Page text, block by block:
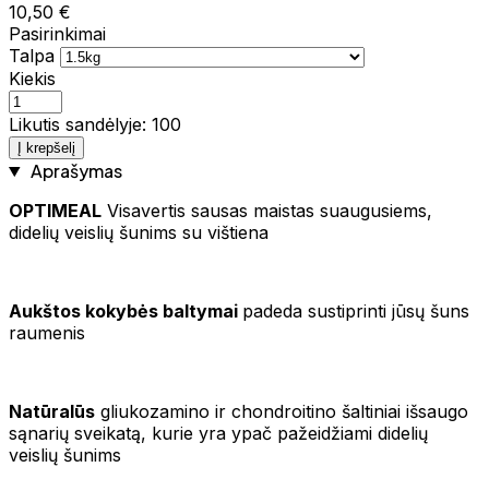
10,50 €
Pasirinkimai
Talpa
Kiekis
Likutis sandėlyje: 100
Į krepšelį
Aprašymas
OPTIMEAL Visavertis sausas maistas suaugusiems,
didelių veislių šunims su vištiena
Aukštos kokybės baltymai padeda sustiprinti jūsų šuns
raumenis
Natūralūs gliukozamino ir chondroitino šaltiniai išsaugo
sąnarių sveikatą, kurie yra ypač pažeidžiami didelių
veislių šunims